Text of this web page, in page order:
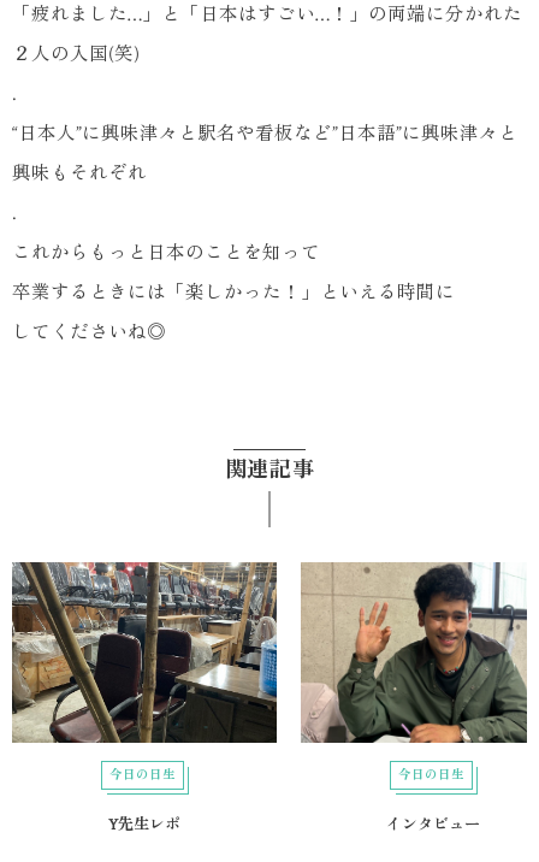
「疲れました…」と「日本はすごい…！」の両端に分かれた
２人の入国(笑)
.
“日本人”に興味津々と駅名や看板など”日本語”に興味津々と
興味もそれぞれ
.
これからもっと日本のことを知って
卒業するときには「楽しかった！」といえる時間に
してくださいね◎
関連記事
今日の日生
Y先生レポ
今日の日生
インタビュー